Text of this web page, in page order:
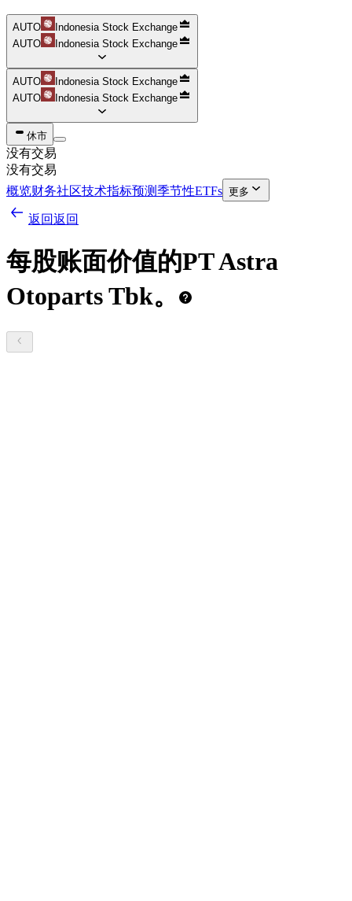
AUTO
Indonesia Stock Exchange
AUTO
Indonesia Stock Exchange
AUTO
Indonesia Stock Exchange
AUTO
Indonesia Stock Exchange
休市
没有交易
没有交易
概览财务社区技术指标预测季节性ETFs 更多
返回返回
每股账面价值的PT Astra
OtopartsTbk。